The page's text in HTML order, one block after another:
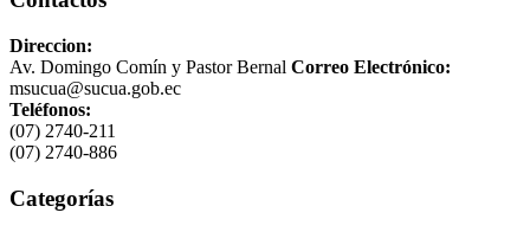
Direccion:
Av. Domingo Comín y Pastor Bernal Correo Electrónico:
msucua@sucua.gob.ec
Teléfonos:
(07) 2740-211
(07) 2740-886
Categorías